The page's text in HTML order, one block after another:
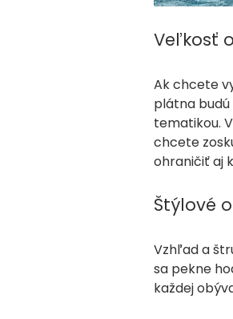
Veľkosť
Ak chcete
plátna
tematikou.
chcete
ohraničiť aj
Štýlové
Vzhľad a
sa pekne
každej